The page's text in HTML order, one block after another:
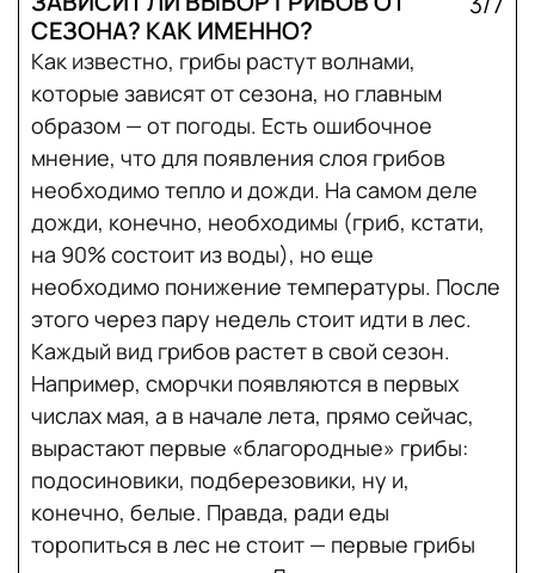
СЕЗОНА? КАК ИМЕННО?
Как известно, грибы растут волнами,
которые зависят от сезона, но главным
образом — от погоды. Есть ошибочное
мнение, что для появления слоя грибов
необходимо тепло и дожди. На самом деле
дожди, конечно, необходимы (гриб, кстати,
на 90% состоит из воды), но еще
необходимо понижение температуры. После
этого через пару недель стоит идти в лес.
Каждый вид грибов растет в свой сезон.
Например, сморчки появляются в первых
числах мая, а в начале лета, прямо сейчас,
вырастают первые «благородные» грибы:
подосиновики, подберезовики, ну и,
конечно, белые. Правда, ради еды
торопиться в лес не стоит — первые грибы